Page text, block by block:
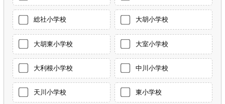
総社小学校 大胡小学校
大胡東小学校 大室小学校
大利根小学校 中川小学校
天川小学校 東小学校